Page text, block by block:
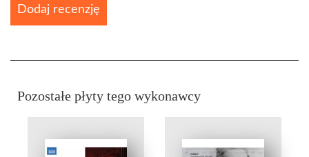
Dodaj recenzję
Pozostałe płyty tego wykonawcy